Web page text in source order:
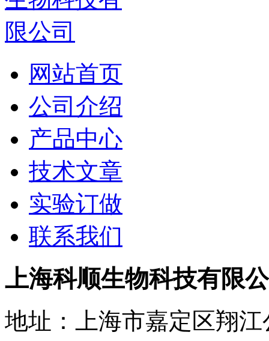
网站首页
公司介绍
产品中心
技术文章
实验订做
联系我们
上海科顺生物科技有限
地址：上海市嘉定区翔江